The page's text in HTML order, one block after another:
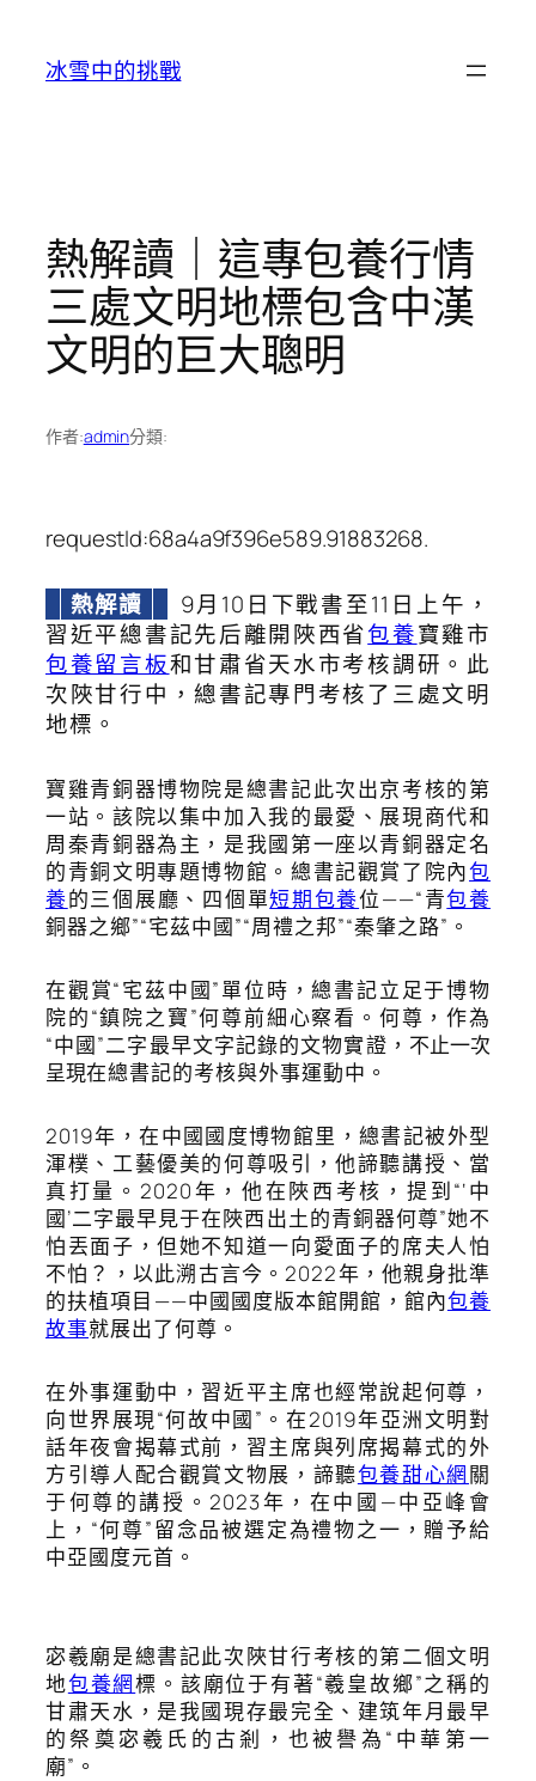
冰雪中的挑戰
熱解讀｜這專包養行情
三處文明地標包含中漢
文明的巨大聰明
作者:admin分類:
requestId:68a4a9f396e589.91883268.
熱解讀
9月10日下戰書至11日上午，
習近平總書記先后離開陜西省包養寶雞市
包養留言板和甘肅省天水市考核調研。此
次陜甘行中，總書記專門考核了三處文明
地標。
寶雞青銅器博物院是總書記此次出京考核的第
一站。該院以集中加入我的最愛、展現商代和
周秦青銅器為主，是我國第一座以青銅器定名
的青銅文明專題博物館。總書記觀賞了院內包
養的三個展廳、四個單短期包養位——“青包養
銅器之鄉”“宅茲中國”“周禮之邦”“秦肇之路”。
在觀賞“宅茲中國”單位時，總書記立足于博物
院的“鎮院之寶”何尊前細心察看。何尊，作為
“中國”二字最早文字記錄的文物實證， 不止一次
呈現在總書記的考核與外事運動中。
2019年，在中國國度博物館里，總書記被外型
渾樸、工藝優美的何尊吸引，他諦聽講授、當
真打量。2020年，他在陜西考核，提到“‘中
國’二字最早見于在陜西出土的青銅器何尊”她不
怕丟面子，但她不知道一向愛面子的席夫人怕
不怕？，以此溯古言今。2022年，他親身批準
的扶植項目——中國國度版本館開館，館內包養
故事就展出了何尊。
在外事運動中，習近平主席也經常說起何尊，
向世界展現“何故中國”。在2019年亞洲文明對
話年夜會揭幕式前，習主席與列席揭幕式的外
方引導人配合觀賞文物展，諦聽包養甜心網關
于何尊的講授。2023年，在中國—中亞峰會
上，“何尊”留念品被選定為禮物之一，贈予給
中亞國度元首。
宓羲廟是總書記此次陜甘行考核的第二個文明
地包養網標。該廟位于有著“羲皇故鄉”之稱的
甘肅天水，是我國現存最完全、建筑年月最早
的祭奠宓羲氏的古剎，也被譽為“中華第一
廟”。